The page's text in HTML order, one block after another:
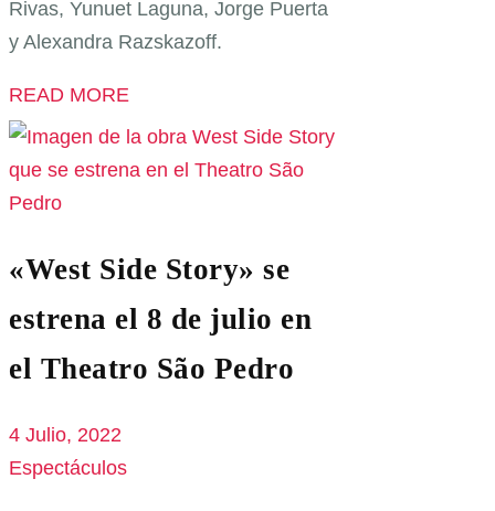
Rivas, Yunuet Laguna, Jorge Puerta
y Alexandra Razskazoff.
READ MORE
«West Side Story» se
estrena el 8 de julio en
el Theatro São Pedro
4 Julio, 2022
Espectáculos